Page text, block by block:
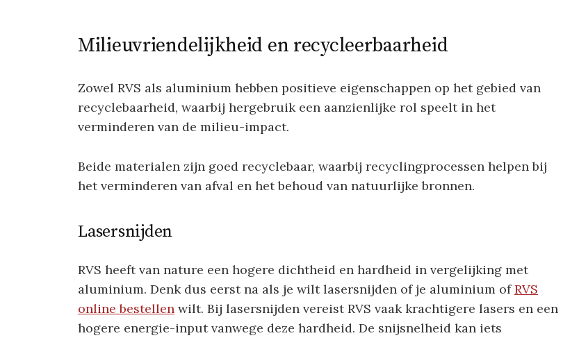
Milieuvriendelijkheid en recycleerbaarheid
Zowel RVS als aluminium hebben positieve eigenschappen op het gebied van
recyclebaarheid, waarbij hergebruik een aanzienlijke rol speelt in het
verminderen van de milieu-impact.
Beide materialen zijn goed recyclebaar, waarbij recyclingprocessen helpen bij
het verminderen van afval en het behoud van natuurlijke bronnen.
Lasersnijden
RVS heeft van nature een hogere dichtheid en hardheid in vergelijking met
aluminium. Denk dus eerst na als je wilt lasersnijden of je aluminium ofRVS
online bestellen wilt. Bij lasersnijden vereist RVS vaak krachtigere lasers en een
hogere energie-input vanwege deze hardheid. De snijsnelheid kan iets